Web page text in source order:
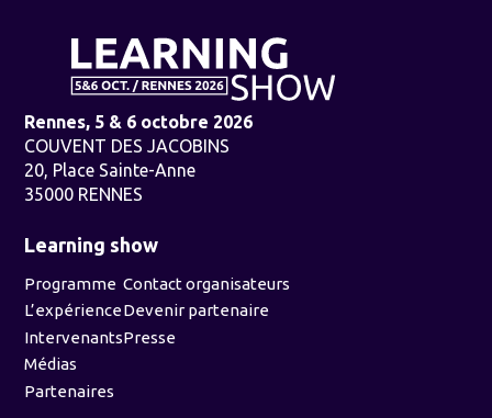
Rennes, 5 & 6 octobre 2026
COUVENT DES JACOBINS
20, Place Sainte-Anne
35000 RENNES
Learning show
Programme
L’expérience
Intervenants
Médias
Partenaires
Contact organisateurs
Devenir partenaire
Presse